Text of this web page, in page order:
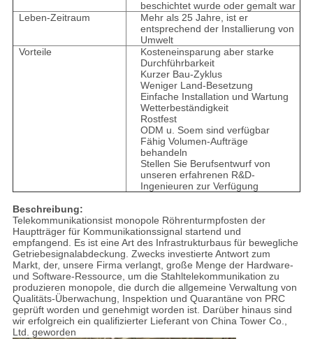
beschichtet wurde oder gemalt war
Leben-Zeitraum
Mehr als 25 Jahre, ist er
entsprechend der Installierung von
Umwelt
Vorteile
Kosteneinsparung aber starke
Durchführbarkeit
Kurzer Bau-Zyklus
Weniger Land-Besetzung
Einfache Installation und Wartung
Wetterbeständigkeit
Rostfest
ODM u. Soem sind verfügbar
Fähig Volumen-Aufträge
behandeln
Stellen Sie Berufsentwurf von
unseren erfahrenen R&D-
Ingenieuren zur Verfügung
Beschreibung:
Telekommunikationsist monopole Röhrenturmpfosten der
Hauptträger für Kommunikationssignal startend und
empfangend. Es ist eine Art des Infrastrukturbaus für bewegliche
Getriebesignalabdeckung. Zwecks investierte Antwort zum
Markt, der, unsere Firma verlangt, große Menge der Hardware-
und Software-Ressource, um die Stahltelekommunikation zu
produzieren monopole, die durch die allgemeine Verwaltung von
Qualitäts-Überwachung, Inspektion und Quarantäne von PRC
geprüft worden und genehmigt worden ist. Darüber hinaus sind
wir erfolgreich ein qualifizierter Lieferant von China Tower Co.,
Ltd. geworden